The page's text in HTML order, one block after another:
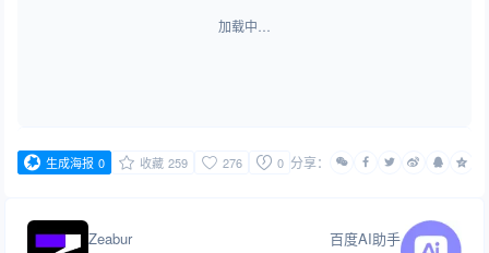
加载中…
生成海报 0 收藏 259 276 0 分享：
Zeabur 百度AI助手